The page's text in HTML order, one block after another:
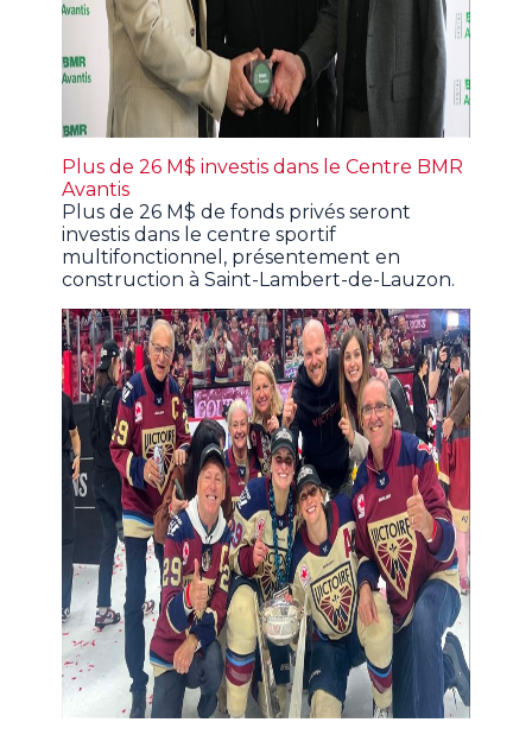
Plus de 26 M$ investis dans le Centre BMR
Avantis
Plus de 26 M$ de fonds privés seront
investis dans le centre sportif
multifonctionnel, présentement en
construction à Saint-Lambert-de-Lauzon.